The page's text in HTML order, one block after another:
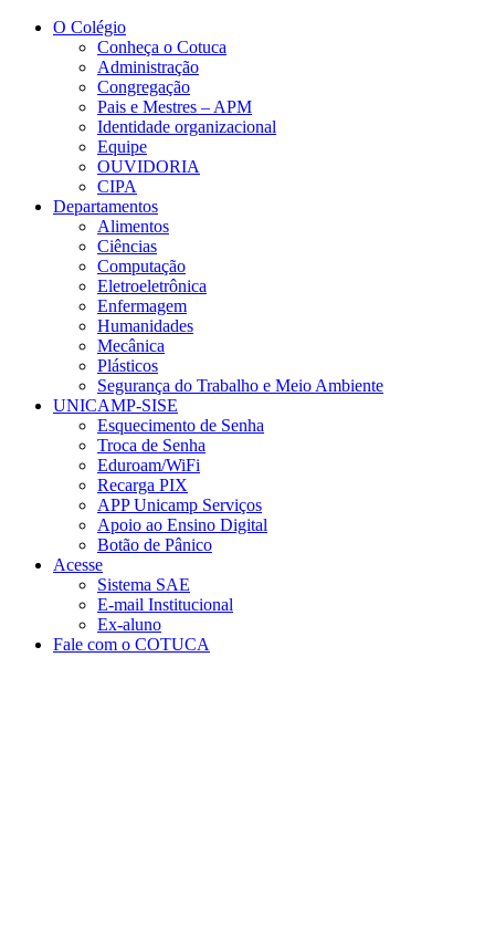
Conteúdo principal
O Colégio
Conheça o Cotuca
Administração
Congregação
Pais e Mestres – APM
Identidade organizacional
Equipe
OUVIDORIA
CIPA
Departamentos
Alimentos
Ciências
Computação
Eletroeletrônica
Enfermagem
Humanidades
Mecânica
Plásticos
Segurança do Trabalho e Meio Ambiente
UNICAMP-SISE
Esquecimento de Senha
Troca de Senha
Eduroam/WiFi
Recarga PIX
APP Unicamp Serviços
Apoio ao Ensino Digital
Botão de Pânico
Acesse
Sistema SAE
E-mail Institucional
Ex-aluno
Fale com o COTUCA